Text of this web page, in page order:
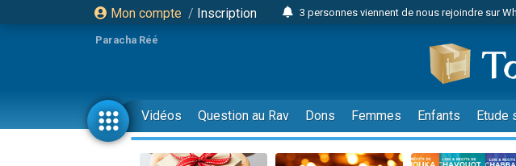
Mon compte / Inscription
3 personnes viennent de nous rejoindre sur
3 personnes viennent de faire un don
3 personnes viennent de faire un don
2 personnes viennent de nous rejoindre sur
13 personnes viennent de demander une
30 personnes viennent de faire un don
Paracha Réé
Vidéos Question au Rav Dons Femmes Enfants Etude